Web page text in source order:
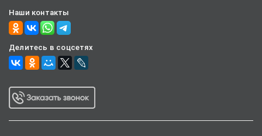
Наши контакты
Делитесь в соцсетях